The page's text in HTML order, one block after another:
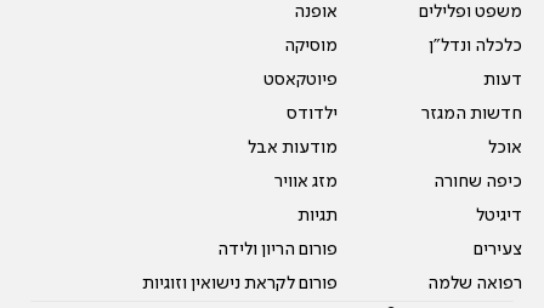
משפט ופלילים
כלכלה ונדל"ן
דעות
חדשות המגזר
אוכל
כיפה שחורה
דיגיטל
צעירים
רפואה שלמה
אופנה
מוסיקה
פיוטקאסט
ילדודס
מודעות אבל
מזג אוויר
תגיות
פורום הריון ולידה
פורום לקראת נישואין וזוגיות